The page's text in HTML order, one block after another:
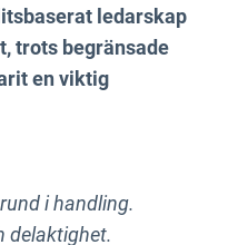
inom
samt
ledarskap
trots begränsade
en viktig
i handling.
delaktighet.